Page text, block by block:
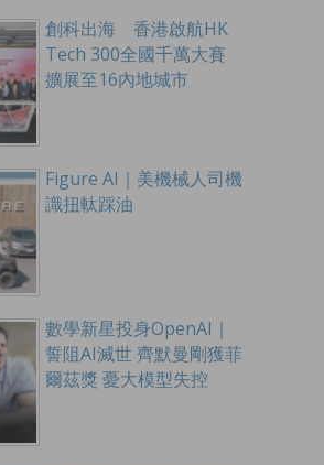
創科出海 香港啟航HK
Tech 300全國千萬大賽
擴展至16內地城市
Figure AI｜美機械人司機
識扭軚踩油
數學新星投身OpenAI｜
誓阻AI滅世 齊默曼剛獲菲
爾茲獎 憂大模型失控